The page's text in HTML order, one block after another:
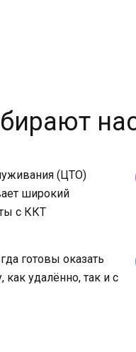
(ЦТО)
широкий
с ККТ
готовы оказать
удалённо, так и с